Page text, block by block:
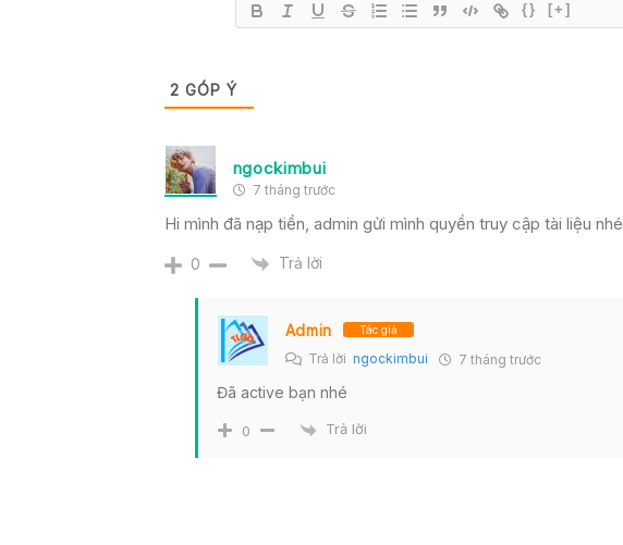
{} [+]
2 GÓP Ý
ngockimbui
7 tháng trước
Hi mình đã nạp tiền, admin gửi mình quyền truy cập tài liệu nhé
0 Trả lời
Admin Tác giả
Trả lời ngockimbui 7 tháng trước
Đã active bạn nhé
0 Trả lời